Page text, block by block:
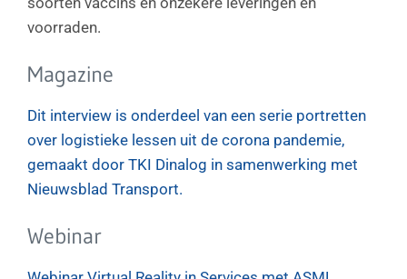
voorraden.
Magazine
Dit interview is onderdeel van een serie portretten
over logistieke lessen uit de corona pandemie,
gemaakt door TKI Dinalog in samenwerking met
Nieuwsblad Transport.
Webinar